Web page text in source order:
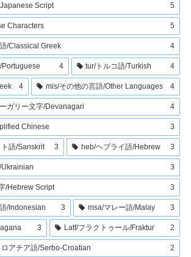
Script 5
Characters 5
/Classical Greek 4
Portuguese 4 tur/トルコ語/Turkish 4
4 mis/その他の言語/Other Languages 4
ガリー文字/Devanagari 4
Chinese 3
語/Sanskrit 3 heb/ヘブライ語/Hebrew 3
3
/Hebrew Script 3
/Indonesian 3 msa/マレー語/Malay 3
3 Latf/フラクトゥール/Fraktur 2
アチア語/Serbo-Croatian 2